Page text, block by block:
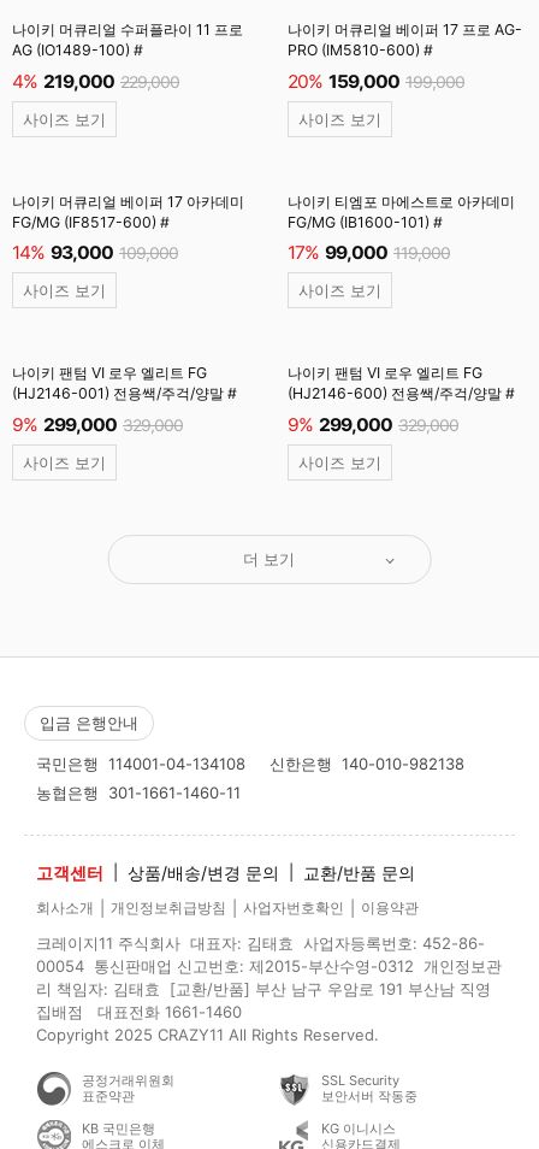
나이키 머큐리얼 수퍼플라이 11 프로
AG (IO1489-100) #
4% 219,000 229,000
사이즈 보기
나이키 머큐리얼 베이퍼 17 프로 AG-
PRO (IM5810-600) #
20% 159,000 199,000
사이즈 보기
나이키 머큐리얼 베이퍼 17 아카데미
FG/MG (IF8517-600) #
14% 93,000 109,000
사이즈 보기
나이키 티엠포 마에스트로 아카데미
FG/MG (IB1600-101) #
17% 99,000 119,000
사이즈 보기
나이키 팬텀 VI 로우 엘리트 FG
(HJ2146-001) 전용쌕/주걱/양말 #
9% 299,000 329,000
사이즈 보기
나이키 팬텀 VI 로우 엘리트 FG
(HJ2146-600) 전용쌕/주걱/양말 #
9% 299,000 329,000
사이즈 보기
더 보기
입금 은행안내
국민은행 114001-04-134108 신한은행 140-010-982138
농협은행 301-1661-1460-11
고객센터 상품/배송/변경 문의 교환/반품 문의
회사소개 개인정보취급방침 사업자번호확인 이용약관
크레이지11 주식회사 대표자: 김태효 사업자등록번호: 452-86-
00054 통신판매업 신고번호: 제2015-부산수영-0312 개인정보관
리 책임자: 김태효 [교환/반품] 부산 남구 우암로 191 부산남 직영
집배점 대표전화 1661-1460
Copyright 2025 CRAZY11 All Rights Reserved.
공정거래위원회
표준약관
SSL Security
보안서버 작동중
KB 국민은행
에스크로 이체
KG 이니시스
신용카드결제